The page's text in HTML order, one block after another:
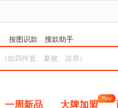
按图识款 搜款助手
一周新品 大牌加盟
New